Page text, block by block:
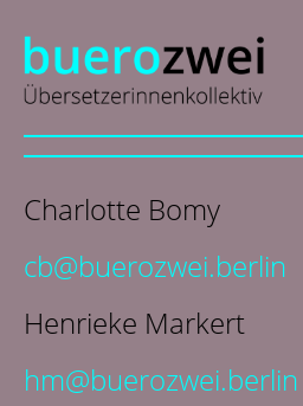
English
français
italiano
N
ederlands
Charlotte Bomy
cb@buerozwei.berlin
Henrieke Markert
hm@buerozwei.berlin